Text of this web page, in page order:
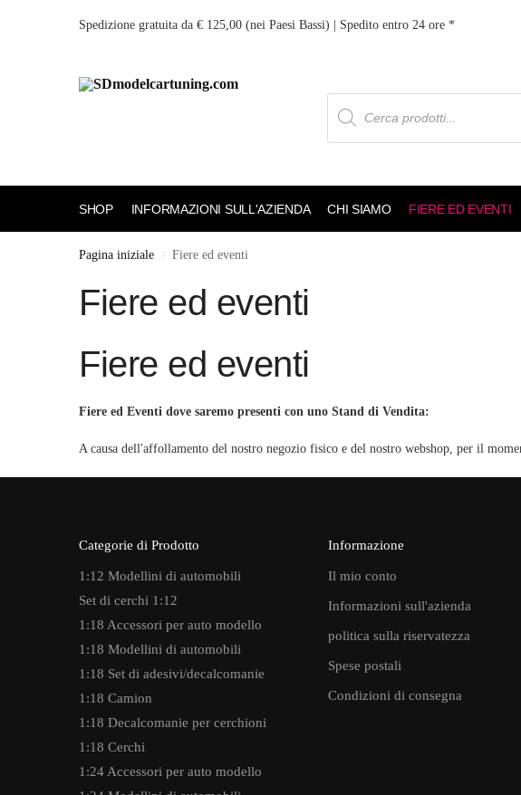
Spedizione gratuita da € 125,00 (nei Paesi Bassi) | Spedito entro 24 ore *
SHOP INFORMAZIONI SULL'AZIENDA CHI SIAMO FIERE ED EVENTI
Pagina iniziale / Fiere ed eventi
Fiere ed eventi
Fiere ed eventi
Fiere ed Eventi dove saremo presenti con uno Stand di Vendita:
A causa dell'affollamento del nostro negozio fisico e del nostro webshop, per il
Categorie di Prodotto
1:12 Modellini di automobili
Set di cerchi 1:12
1:18 Accessori per auto modello
1:18 Modellini di automobili
1:18 Set di adesivi/decalcomanie
1:18 Camion
1:18 Decalcomanie per cerchioni
1:18 Cerchi
1:24 Accessori per auto modello
Informazione
Il mio conto
Informazioni sull'azienda
politica sulla riservatezza
Spese postali
Condizioni di consegna